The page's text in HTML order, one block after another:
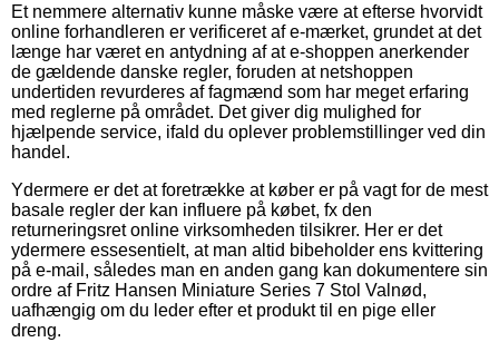
Et nemmere alternativ kunne måske være at efterse hvorvidt
online forhandleren er verificeret af e-mærket, grundet at det
længe har været en antydning af at e-shoppen anerkender
de gældende danske regler, foruden at netshoppen
undertiden revurderes af fagmænd som har meget erfaring
med reglerne på området. Det giver dig mulighed for
hjælpende service, ifald du oplever problemstillinger ved din
handel.
Ydermere er det at foretrække at køber er på vagt for de mest
basale regler der kan influere på købet, fx den
returneringsret online virksomheden tilsikrer. Her er det
ydermere essesentielt, at man altid bibeholder ens kvittering
på e-mail, således man en anden gang kan dokumentere sin
ordre af Fritz Hansen Miniature Series 7 Stol Valnød,
uafhængig om du leder efter et produkt til en pige eller
dreng.